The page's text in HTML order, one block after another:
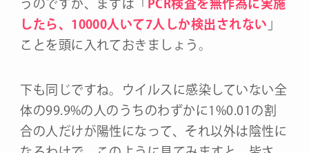
うのですが、まずは「 PCR検査を無作為に実施
したら、10000人いて7人しか検出されない 」
ことを頭に入れておきましょう。
下も同じですね。ウイルスに感染していない全
体の99.9%の人のうちのわずかに1%0.01の割
合の人だけが陽性になって、それ以外は陰性に